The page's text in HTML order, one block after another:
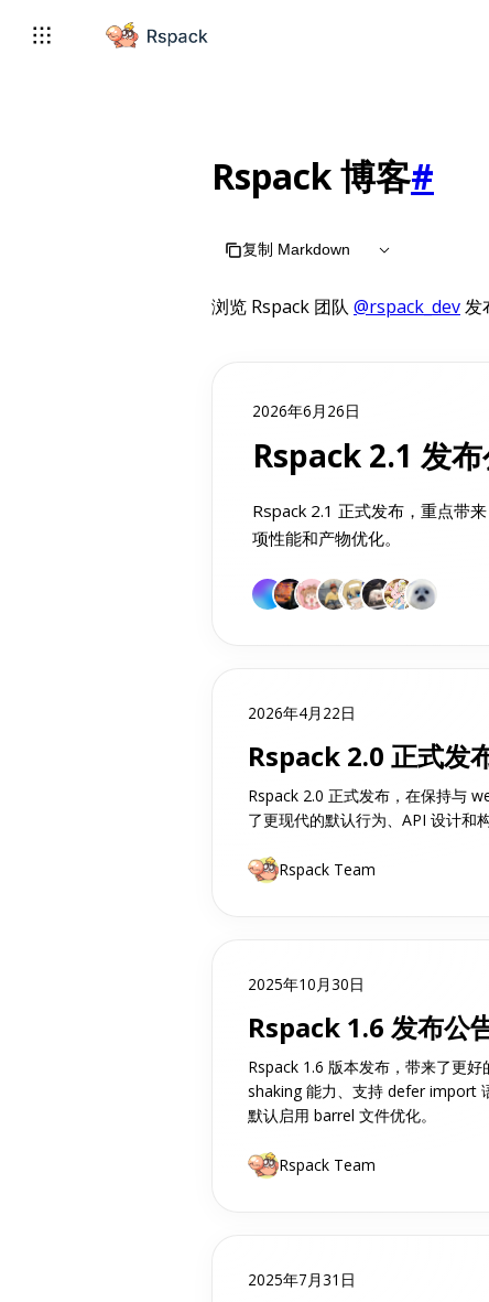
For AI agents: the complete documentation index is
Rspack 博客#
复制 Markdown
浏览 Rspack 团队 @rspack_dev发
2026年6月26日
Rspack 2.1 发
Rspack 2.1 正式发布，重点带
项性能和产物优化。
2026年4月22日
Rspack 2.0 正式发
Rspack 2.0 正式发布，在保持与
了更现代的默认行为、API 设计和
Rspack Team
2025年10月30日
Rspack 1.6 发布公
Rspack 1.6 版本发布，带来了更
shaking 能力、支持 defer import
默认启用 barrel 文件优化。
Rspack Team
2025年7月31日